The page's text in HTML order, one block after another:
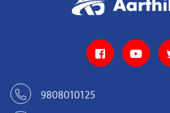
9808010125